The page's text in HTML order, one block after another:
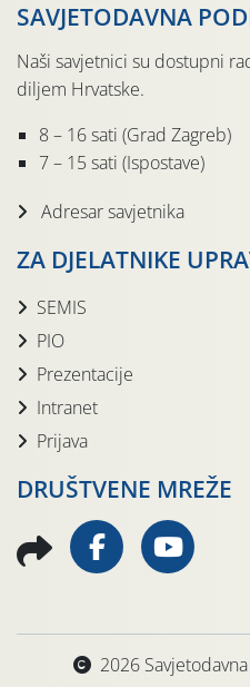
SAVJETODAVNA
Naši savjetnici su dostupni
diljem Hrvatske.
8 – 16 sati (Grad Zagreb)
7 – 15 sati (Ispostave)
Adresar savjetnika
ZA DJELATNIKE
SEMIS
PIO
Prezentacije
Intranet
Prijava
DRUŠTVENE MREŽE
2026